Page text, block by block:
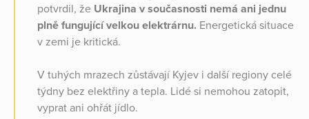
potvrdil, že Ukrajina v současnosti nemá ani jednu
plně fungující velkou elektrárnu. Energetická situace
v zemi je kritická.
V tuhých mrazech zůstávají Kyjev i další regiony celé
týdny bez elektřiny a tepla. Lidé si nemohou zatopit,
vyprat ani ohřát jídlo.